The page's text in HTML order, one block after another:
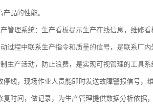
品的性能。
管理系统：生产看板提示生产在线信息，维修看
过程中联系生产指令和质量的信号，是联系厂内
生产活动，防止浪费，是实现可视管理的工具系
线，现场作业人员能即时发送故障警报信号，
时间，做记录，为生产管理提供数据分析依据